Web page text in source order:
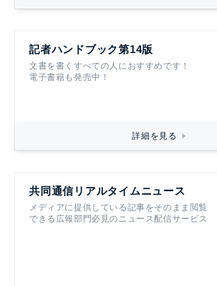
記者ハンドブック第14版
文書を書くすべての人におすすめです！
電子書籍も発売中！
詳細を見る
共同通信リアルタイムニュース
メディアに提供している記事をそのまま閲覧
できる広報部門必見のニュース配信サービス